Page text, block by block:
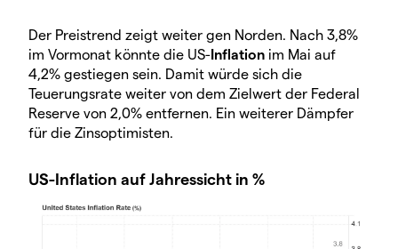
Der Preistrend zeigt weiter gen Norden. Nach 3,8%
im Vormonat könnte die US-Inflation im Mai auf
4,2% gestiegen sein. Damit würde sich die
Teuerungsrate weiter von dem Zielwert der Federal
Reserve von 2,0% entfernen. Ein weiterer Dämpfer
für die Zinsoptimisten.
US-Inflation auf Jahressicht in %